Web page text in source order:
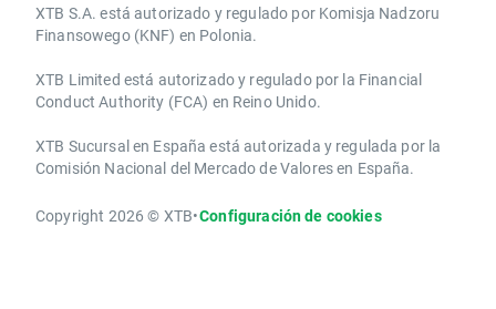
XTB S.A.​ está autorizado y regulado por Komisja Nadzoru
Finansowego (KNF) ​en Polonia.
XTB Limited ​está autorizado y regulado por la ​Financial
Conduct Authority ​(FCA) en ​​Reino Unido.
XTB Sucursal en España está autorizada y regulada por la
Comisión Nacional del Mercado de Valores en España.
Copyright 2026 © XTB•Configuración de cookies